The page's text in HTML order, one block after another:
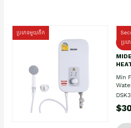
ប្រភេទមួយតឹក
ប្រ
Min